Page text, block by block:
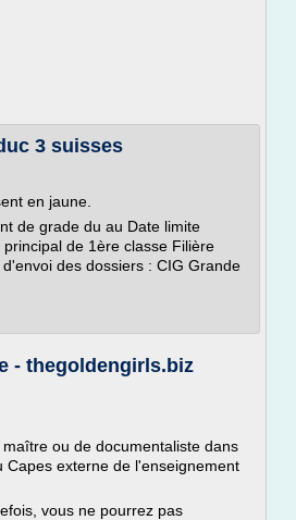
3 suisses
en jaune.
de grade du au Date limite
de 1ère classe Filière
des dossiers : CIG Grande
- thegoldengirls.biz
ou de documentaliste dans
externe de l'enseignement
vous ne pourrez pas